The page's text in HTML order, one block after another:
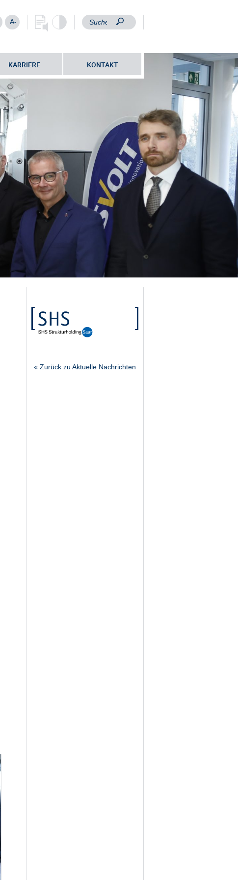
A-
KARRIERE KONTAKT
« Zurück zu Aktuelle Nachrichten